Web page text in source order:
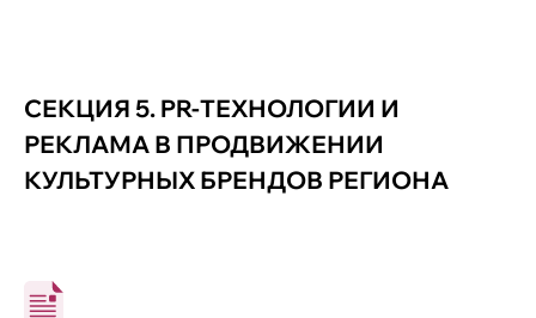
СЕКЦИЯ 5. PR-ТЕХНОЛОГИИ И
РЕКЛАМА В ПРОДВИЖЕНИИ
КУЛЬТУРНЫХ БРЕНДОВ РЕГИОНА